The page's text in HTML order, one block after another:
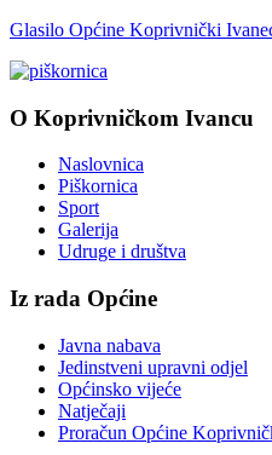
Glasilo Općine Koprivnički
O Koprivničkom Ivancu
Naslovnica
Piškornica
Sport
Galerija
Udruge i društva
Iz rada Općine
Javna nabava
Jedinstveni upravni odjel
Općinsko vijeće
Natječaji
Proračun Općine